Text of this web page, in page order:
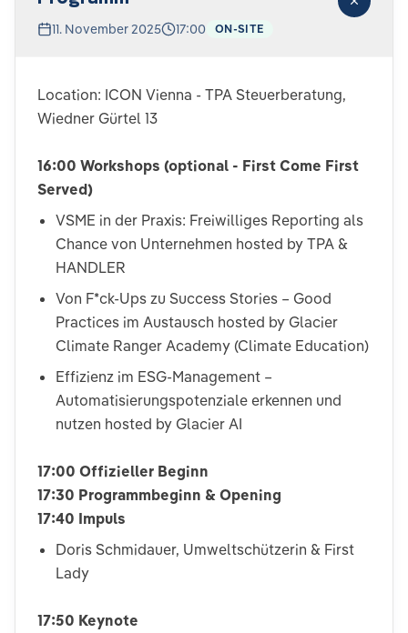
11. November 2025 17:00 ON-SITE
Location: ICON Vienna - TPA Steuerberatung,
Wiedner Gürtel 13
16:00 Workshops (optional - First Come First
Served)
VSME in der Praxis: Freiwilliges Reporting als
Chance von Unternehmen hosted by TPA &
HANDLER
Von F*ck-Ups zu Success Stories – Good
Practices im Austausch hosted by Glacier
Climate Ranger Academy (Climate Education)
Effizienz im ESG-Management –
Automatisierungspotenziale erkennen und
nutzen hosted by Glacier AI
17:00 Offizieller Beginn
17:30 Programmbeginn & Opening
17:40 Impuls
Doris Schmidauer, Umweltschützerin & First
Lady
17:50 Keynote